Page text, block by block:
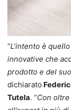
“L’intento è
innovative che
prodotto e del
dichiarato
Tutela. “Con